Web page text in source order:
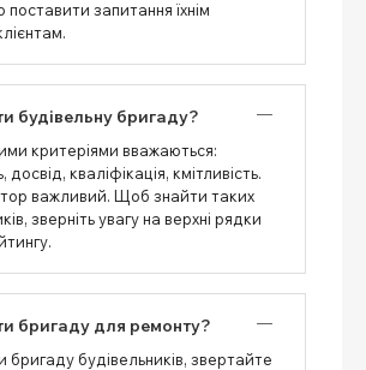
поставити запитання їхнім
будівельну бригаду?
критеріями вважаються:
досвід, кваліфікація, кмітливість.
важливий. Щоб знайти таких
зверніть увагу на верхні рядки
бригаду для ремонту?
будівельників, звертайте